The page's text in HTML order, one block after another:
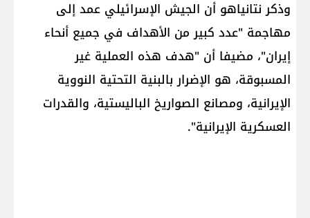
وذكر نتانياهو أن الجيش الإسرائيلي عمد إلى
مهاجمة "عدد كبير من الأهداف في جميع أنحاء
إيران"، مضيفا أن "هدف هذه العملية غير
المسبوقة، هو الإضرار بالبنية التحتية النووية
الإيرانية، ومصانع الصواريخ الباليستية، والقدرات
العسكرية الإيرانية".